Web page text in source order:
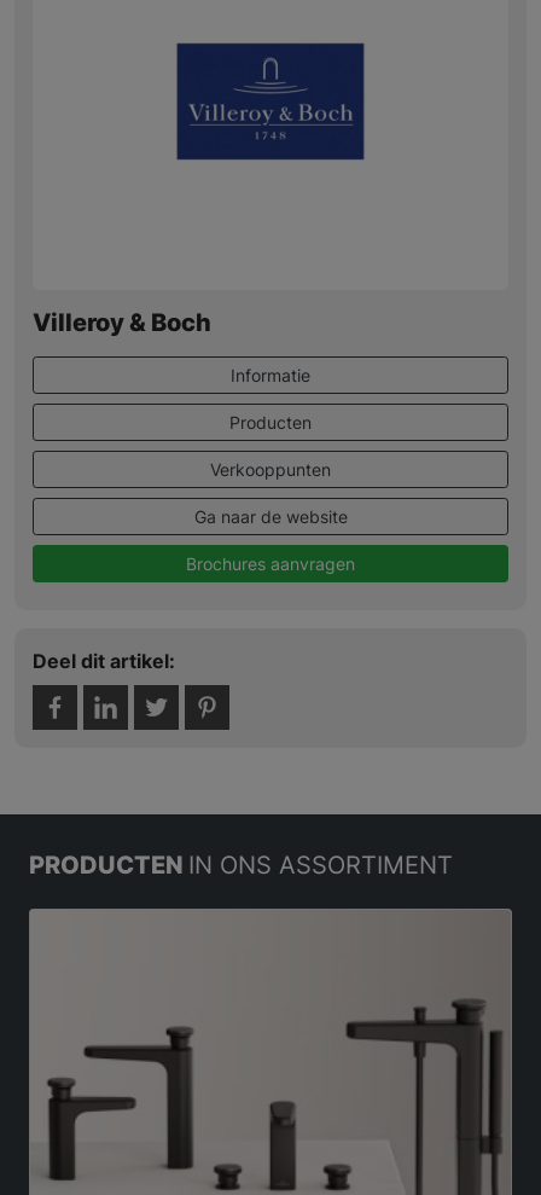
Villeroy & Boch
Informatie
Producten
Verkooppunten
Ga naar de website
Brochures aanvragen
Deel dit artikel:
PRODUCTEN IN ONS ASSORTIMENT